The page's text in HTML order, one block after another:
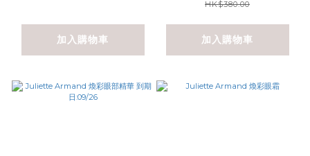
加入購物車
HK$380.00
加入購物車